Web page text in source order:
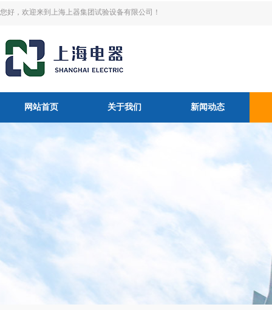
您好，欢迎来到上海上器集团试验设备有限公司！
网站首页 关于我们 新闻动态